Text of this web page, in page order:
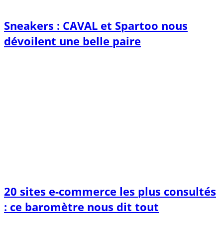
Sneakers : CAVAL et Spartoo nous
dévoilent une belle paire
20 sites e-commerce les plus consultés
: ce baromètre nous dit tout